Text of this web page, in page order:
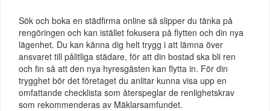
Sök och boka en städfirma online så slipper du tänka på
rengöringen och kan istället fokusera på flytten och din nya
lägenhet. Du kan känna dig helt trygg i att lämna över
ansvaret till pålitliga städare, för att din bostad ska bli ren
och fin så att den nya hyresgästen kan flytta in. För din
trygghet bör det företaget du anlitar kunna visa upp en
omfattande checklista som återspeglar de renlighetskrav
som rekommenderas av Mäklarsamfundet.